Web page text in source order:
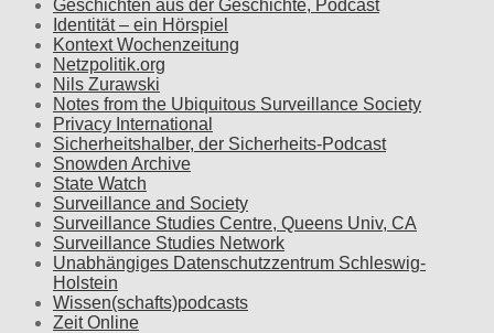
Geschichten aus der Geschichte, Podcast
Identität – ein Hörspiel
Kontext Wochenzeitung
Netzpolitik.org
Nils Zurawski
Notes from the Ubiquitous Surveillance Society
Privacy International
Sicherheitshalber, der Sicherheits-Podcast
Snowden Archive
State Watch
Surveillance and Society
Surveillance Studies Centre, Queens Univ, CA
Surveillance Studies Network
Unabhängiges Datenschutzzentrum Schleswig-
Holstein
Wissen(schafts)podcasts
Zeit Online